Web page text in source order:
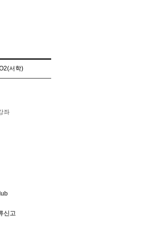
서학)
좌
신고